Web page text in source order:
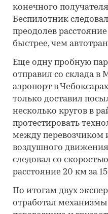
конечного
Беспилотник
преодолев
быстрее, чем
Еще одну пробную
отправил со склада
аэропорт в
только доставил
несколько кругов в
протестировать
между перевозчиком
воздушного
следовал со
расстояние 20 км за
По итогам двух
отработал